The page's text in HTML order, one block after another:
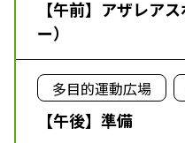
【午前】アザレア
ー）
多目的運動広場
【午後】準備